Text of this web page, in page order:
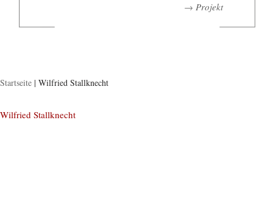
→ Projekt
Startseite | Wilfried Stallknecht
Wilfried Stallknecht